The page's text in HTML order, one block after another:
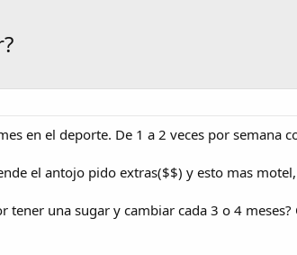
en el deporte. De 1 a 2 veces por semana
el antojo pido extras($$) y esto mas
tener una sugar y cambiar cada 3 o 4